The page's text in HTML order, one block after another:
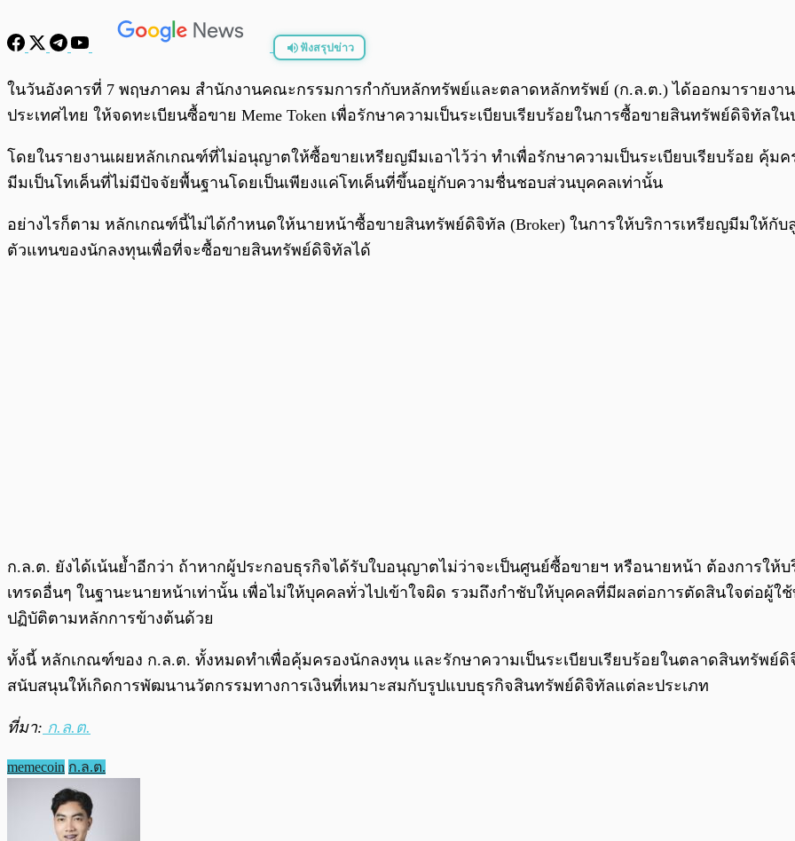
ฟังสรุปข่าว
พร้อมเล่น
ในวันอังคารที่ 7 พฤษภาคม สำนักงานคณะกรรมการกำกับหลักทรัพย์และตลาดหลักทรัพย์ (ก.ล.ต.) ได้ออกมารายงา
ประเทศไทย ให้จดทะเบียนซื้อขาย Meme Token เพื่อรักษาความเป็นระเบียบเรียบร้อยในการซื้อขายสินทรัพย์ดิจิทัลใน
โดยในรายงานเผยหลักเกณฑ์ที่ไม่อนุญาตให้ซื้อขายเหรียญมีมเอาไว้ว่า ทำเพื่อรักษาความเป็นระเบียบเรียบร้อย คุ้ม
มีมเป็นโทเค็นที่ไม่มีปัจจัยพื้นฐานโดยเป็นเพียงแค่โทเค็นที่ขึ้นอยู่กับความชื่นชอบส่วนบุคคลเท่านั้น
อย่างไรก็ตาม หลักเกณฑ์นี้ไม่ได้กำหนดให้นายหน้าซื้อขายสินทรัพย์ดิจิทัล (Broker) ในการให้บริการเหรียญมีมให้กับ
ตัวแทนของนักลงทุนเพื่อที่จะซื้อขายสินทรัพย์ดิจิทัลได้
ก.ล.ต. ยังได้เน้นย้ำอีกว่า ถ้าหากผู้ประกอบธุรกิจได้รับใบอนุญาตไม่ว่าจะเป็นศูนย์ซื้อขายฯ หรือนายหน้า ต้องการให้
เทรดอื่นๆ ในฐานะนายหน้าเท่านั้น เพื่อไม่ให้บุคคลทั่วไปเข้าใจผิด รวมถึงกำชับให้บุคคลที่มีผลต่อการตัดสินใจต่อผู้ใ
ปฏิบัติตามหลักการข้างต้นด้วย
ทั้งนี้ หลักเกณฑ์ของ ก.ล.ต. ทั้งหมดทำเพื่อคุ้มครองนักลงทุน และรักษาความเป็นระเบียบเรียบร้อยในตลาดสินทรัพย์
สนับสนุนให้เกิดการพัฒนานวัตกรรมทางการเงินที่เหมาะสมกับรูปแบบธุรกิจสินทรัพย์ดิจิทัลแต่ละประเภท
ที่มา: ก.ล.ต.
memecoin ก.ล.ต.